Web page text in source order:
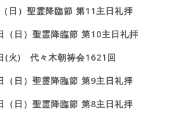
日）聖霊降臨節 第11主日礼拝
（日）聖霊降臨節 第10主日礼拝
(火) 代々木朝祷会1621回
（日）聖霊降臨節 第9主日礼拝
（日）聖霊降臨節 第8主日礼拝